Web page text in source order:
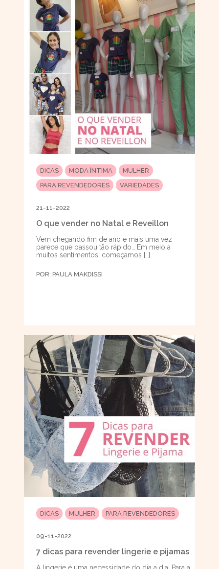
DICAS MODA ÍNTIMA
MULHER
PARA REVENDEDORES
VARIEDADES
21-11-2022
O que vender no Natal e Reveillon
Vem chegando fim de ano e mais uma vez
parece que passou tão rápido… Em meio a
muitos sentimentos, começamos […]
POR: PAULA MAKDISSI
DICAS MULHER PARA REVENDEDORES
09-11-2022
7 dicas para revender lingerie e pijamas
A lingerie é uma necessidade do dia a dia. Para a